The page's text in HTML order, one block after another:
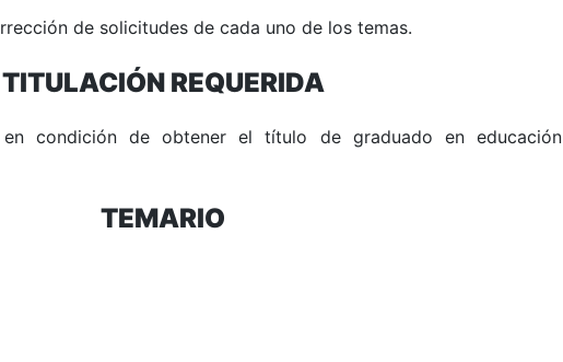
de solicitudes de cada uno de los temas.
TITULACIÓN REQUERIDA
condición de obtener el título de graduado en educación
TEMARIO